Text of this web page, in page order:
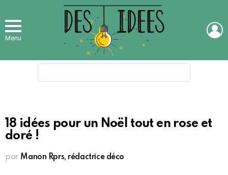
Menu
18 idées pour un Noël tout en rose et
doré !
par Manon Rprs, rédactrice déco